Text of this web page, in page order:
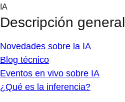
Skip
content
IA
Descripción general
Novedades sobre la IA
Blog técnico
Eventos en vivo sobre IA
¿Qué es la inferencia?